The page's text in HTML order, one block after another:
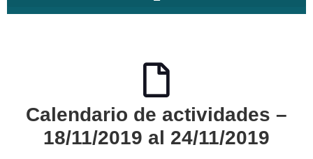
Hábitat de Medellín
Servicios
Mejoramiento de
Vivienda
Notificaciones
Calendario de actividades –
18/11/2019 al 24/11/2019